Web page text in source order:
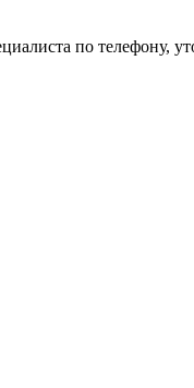
по телефону,